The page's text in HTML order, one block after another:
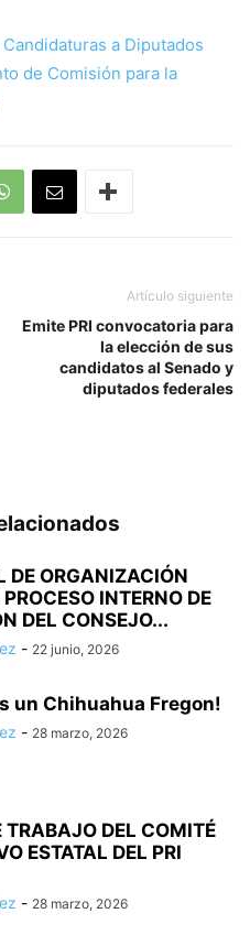
a Diputados
de Comisión para la
Artículo siguiente
Emite PRI convocatoria para
la elección de sus
candidatos al Senado y
diputados federales
DE ORGANIZACIÓN
INTERNO DE
DEL CONSEJO...
- 22 junio, 2026
un Chihuahua Fregon!
- 28 marzo, 2026
TRABAJO DEL COMITÉ
ESTATAL DEL PRI
- 28 marzo, 2026